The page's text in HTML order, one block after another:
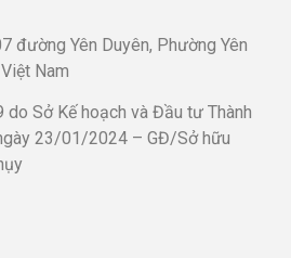
đường Yên Duyên, Phường Yên
Nam
Sở Kế hoạch và Đầu tư Thành
23/01/2024 – GĐ/Sở hữu